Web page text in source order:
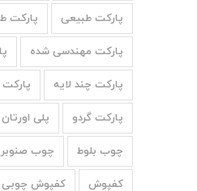
پارکت طبیعی پارکت
پارکت مهندسی شده
پارکت چند لایه
پارکت گردو پلی اورتان
چوب بلوط چوب صنوبر
کفپوش کفپوش چوبی